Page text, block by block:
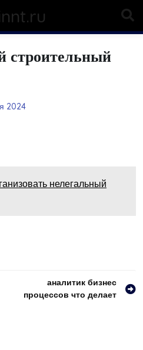
строительный
2024
нелегальный
аналитик бизнес
процессов что делает